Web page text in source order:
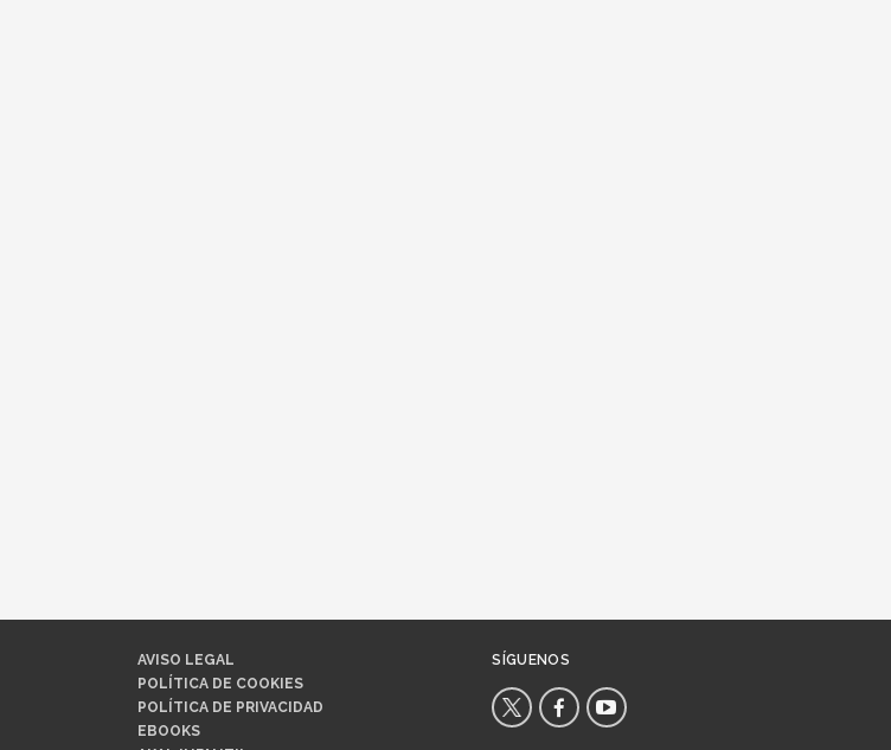
AVISO LEGAL
POLÍTICA DE COOKIES
POLÍTICA DE PRIVACIDAD
EBOOKS
SÍGUENOS